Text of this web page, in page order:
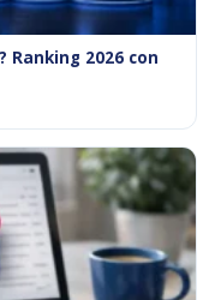
Ranking 2026 con